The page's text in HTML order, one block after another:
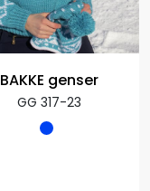
BAKKE genser
GG 317-23